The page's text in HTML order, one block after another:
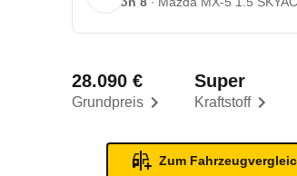
Grundpreis
28.090 €
Kraftstoff
Super
Zum